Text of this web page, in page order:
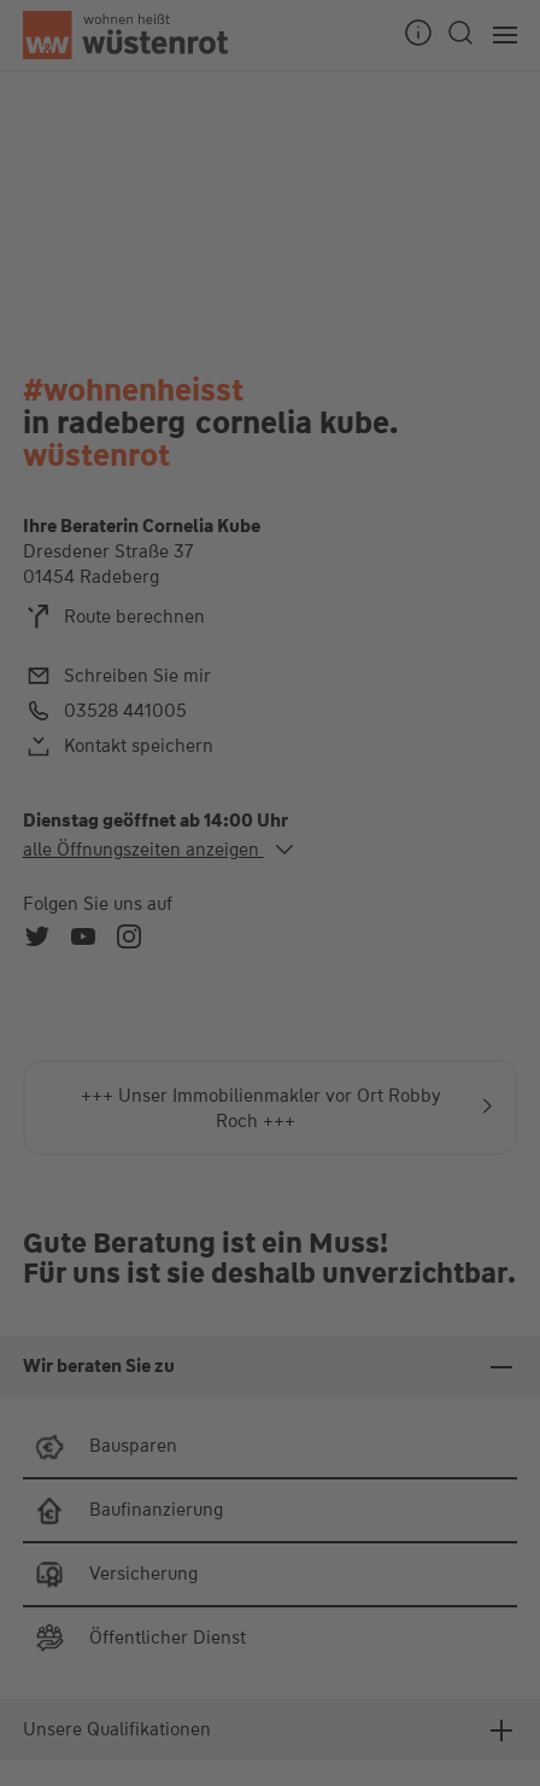
#wohnenheisst
in radeberg cornelia kube.
wüstenrot
Ihre Beraterin Cornelia Kube
Dresdener Straße 37
01454 Radeberg
Route berechnen
Schreiben Sie mir
03528 441005
Kontakt speichern
Dienstag geöffnet ab 14:00 Uhr
Alle Öffnungszeiten
Do.
Natürlich stehe ich Ihnen auch außerhalb der Sprechzeiten
alle Öffnungszeiten anzeigen
Folgen Sie uns auf
+++ Unser Immobilienmakler vor Ort Robby
Roch +++
Gute Beratung ist ein Muss!
Für uns ist sie deshalb unverzichtbar.
Wir beraten Sie zu
Bausparen
Baufinanzierung
Versicherung
Öffentlicher Dienst
Unsere Qualifikationen